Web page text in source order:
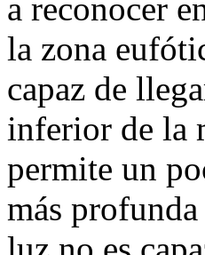
a reconocer
la zona
capaz de
inferior de la
permite un
más